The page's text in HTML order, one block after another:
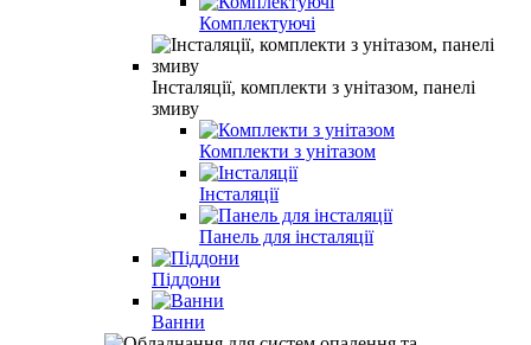
Комплектуючі
Інсталяції, комплекти з унітазом, панелі
змиву
Комплекти з унітазом
Інсталяції
Панель для інсталяції
Піддони
Ванни